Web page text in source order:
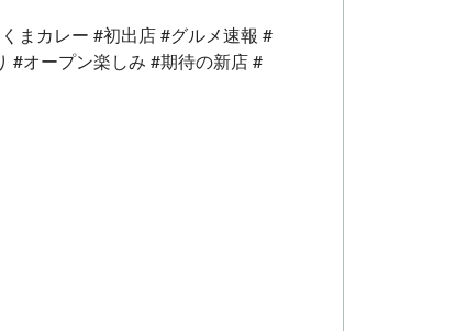
まカレー #初出店 #グルメ速報 #
#オープン楽しみ #期待の新店 #